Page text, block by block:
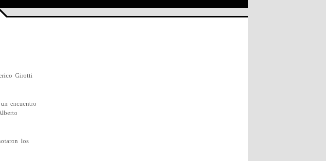
Girotti
encuentro
los